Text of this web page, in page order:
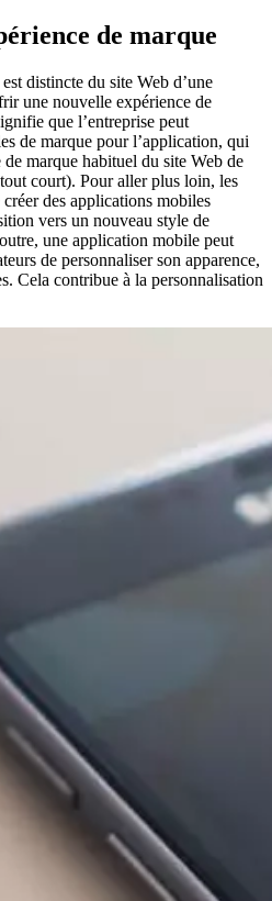
de marque
distincte du site Web d’une
une nouvelle expérience de
que l’entreprise peut
de marque pour l’application, qui
marque habituel du site Web de
court). Pour aller plus loin, les
des applications mobiles
vers un nouveau style de
une application mobile peut
de personnaliser son apparence,
Cela contribue à la personnalisation